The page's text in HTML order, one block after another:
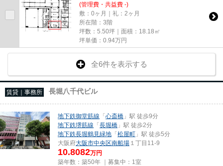
(管理費・共益費 -)
敷：0ヶ月｜礼：2ヶ月
所在階：3階
坪数：5.50坪｜面積：18.18㎡
坪単価： 0.94万円
全6件を表示する
賃貸｜事務所 長堀八千代ビル
地下鉄御堂筋線 「心斎橋 」駅 徒歩9分
地下鉄堺筋線 「長堀橋 」駅 徒歩2分
地下鉄長堀鶴見緑地 「松屋町 」駅 徒歩5分
大阪府大阪市中央区南船場 １丁目11-9
10.8082万円
築年数：築50年 ｜募集中： 1室